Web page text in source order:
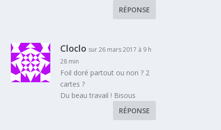
RÉPONSE
Cloclo sur 26 mars 2017 à 9 h
28 min
Foil doré partout ou non ? 2
cartes ?
Du beau travail ! Bisous
RÉPONSE